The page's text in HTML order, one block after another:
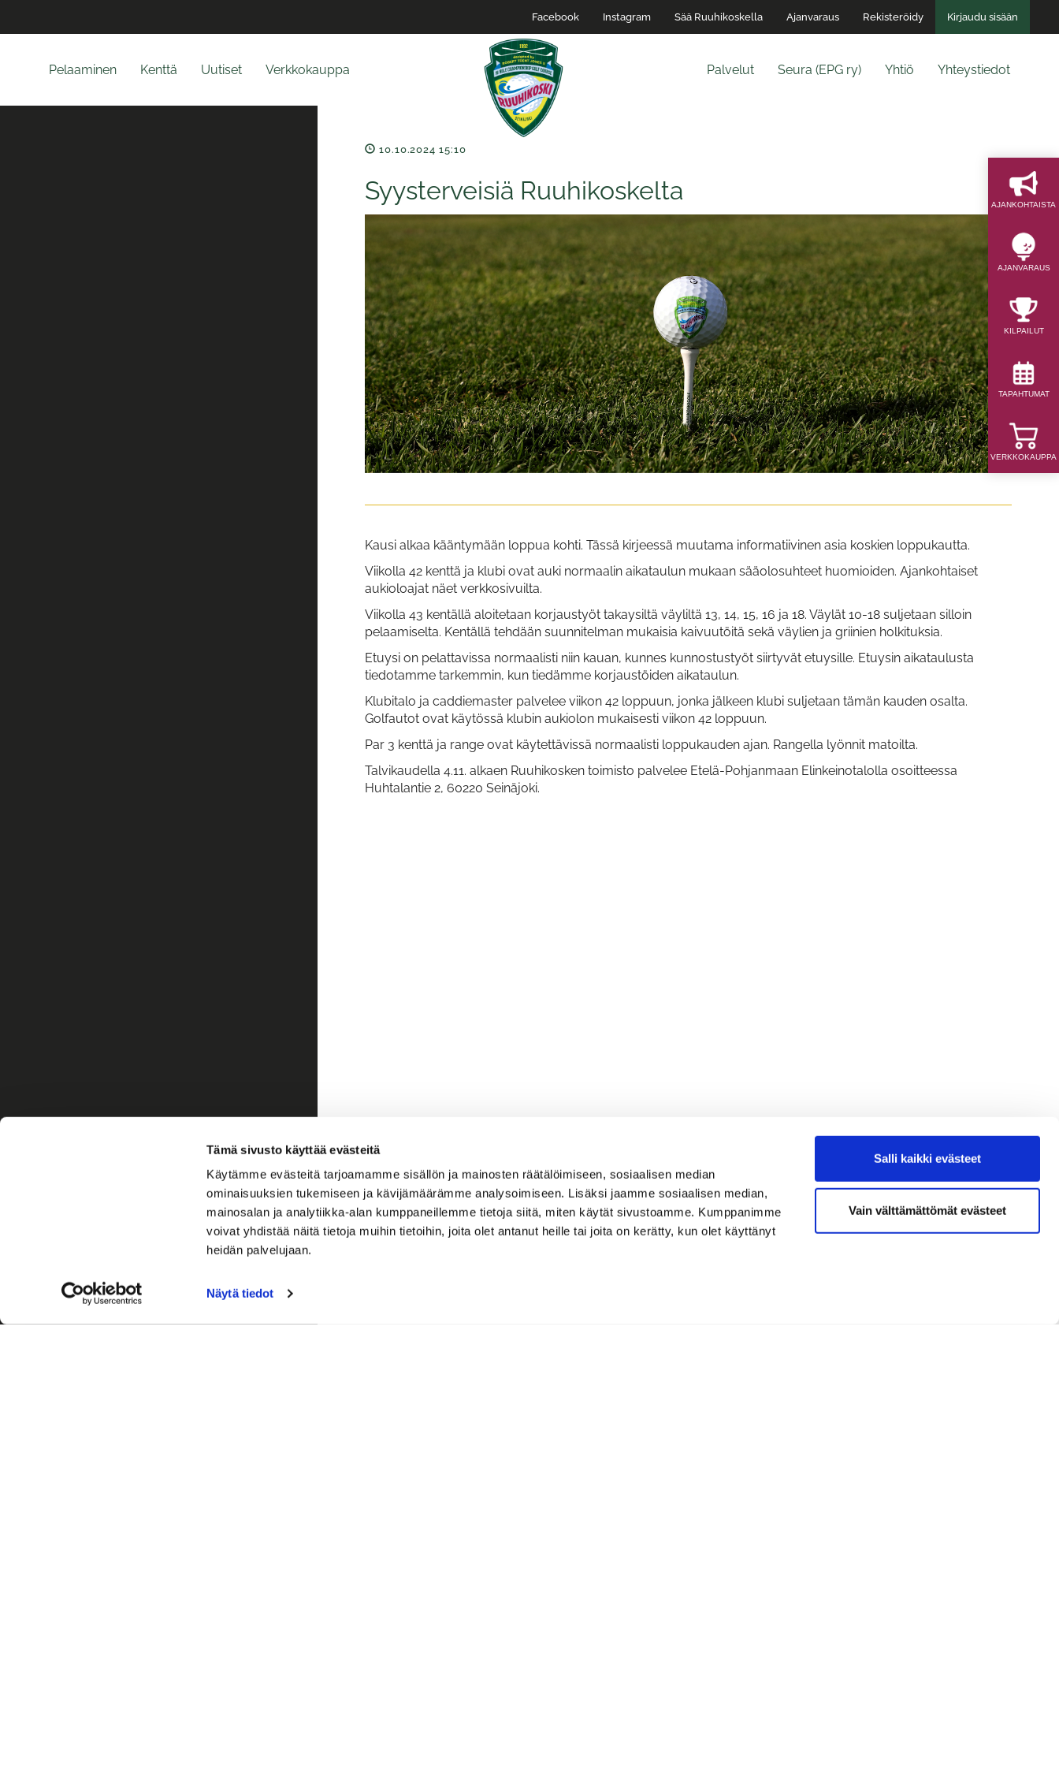
Tämä sivusto käyttää evästeitä
Käytämme evästeitä tarjoamamme sisällön ja mainosten räätälöimiseen, sosiaalisen median
ominaisuuksien tukemiseen ja kävijämäärämme analysoimiseen. Lisäksi jaamme sosiaalisen median,
mainosalan ja analytiikka-alan kumppaneillemme tietoja siitä, miten käytät sivustoamme. Kumppanimme
voivat yhdistää näitä tietoja muihin tietoihin, joita olet antanut heille tai joita on kerätty, kun olet käyttänyt
heidän palvelujaan.
Näytä tiedot
Salli kaikki evästeet
Vain välttämättömät evästeet
Facebook Instagram Sää Ruuhikoskella Ajanvaraus Rekisteröidy Kirjaudu sisään
Pelaaminen Kenttä Uutiset Verkkokauppa Yhteystiedot
Yhtiö
Seura (EPG ry)
Palvelut
AJAN­KOHTAISTA
AJAN­VARAUS
KILPAILUT
TAPAHTUMAT
VERKKOKAUPPA
10.10.2024 15:10
Syysterveisiä Ruuhikoskelta
Kausi alkaa kääntymään loppua kohti. Tässä kirjeessä muutama informatiivinen asia koskien loppukautta.
Viikolla 42 kenttä ja klubi ovat auki normaalin aikataulun mukaan sääolosuhteet huomioiden. Ajankohtaiset
aukioloajat näet verkkosivuilta.
Viikolla 43 kentällä aloitetaan korjaustyöt takaysiltä väyliltä 13, 14, 15, 16 ja 18. Väylät 10-18 suljetaan silloin
pelaamiselta. Kentällä tehdään suunnitelman mukaisia kaivuutöitä sekä väylien ja griinien holkituksia.
Etuysi on pelattavissa normaalisti niin kauan, kunnes kunnostustyöt siirtyvät etuysille. Etuysin aikataulusta
tiedotamme tarkemmin, kun tiedämme korjaustöiden aikataulun.
Klubitalo ja caddiemaster palvelee viikon 42 loppuun, jonka jälkeen klubi suljetaan tämän kauden osalta.
Golfautot ovat käytössä klubin aukiolon mukaisesti viikon 42 loppuun.
Par 3 kenttä ja range ovat käytettävissä normaalisti loppukauden ajan. Rangella lyönnit matoilta.
Talvikaudella 4.11. alkaen Ruuhikosken toimisto palvelee Etelä-Pohjanmaan Elinkeinotalolla osoitteessa
Huhtalantie 2, 60220 Seinäjoki.